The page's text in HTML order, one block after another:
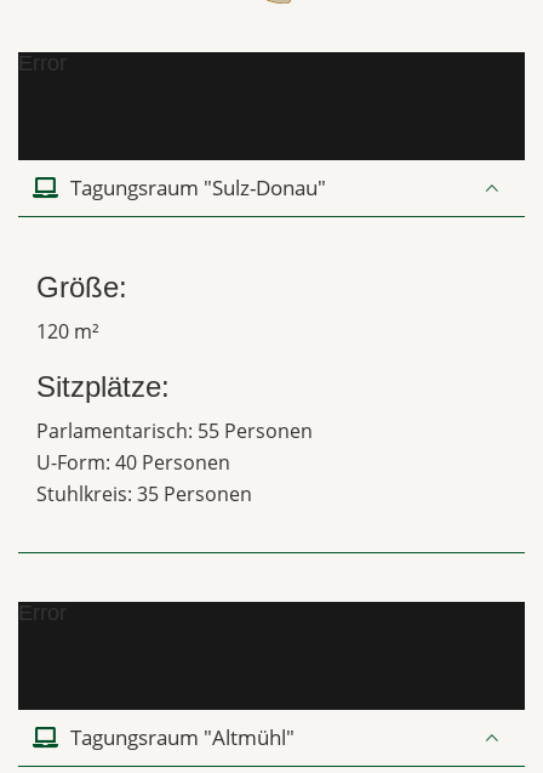
Error
Tagungsraum "Sulz-Donau"
Größe:
120 m²
Sitzplätze:
Parlamentarisch: 55 Personen
U-Form: 40 Personen
Stuhlkreis: 35 Personen
Error
Tagungsraum "Altmühl"